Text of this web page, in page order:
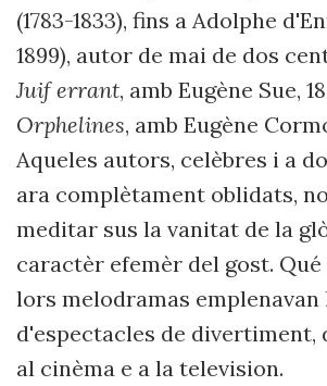
(1783-1833), fins a Adolphe
1899), autor de mai de dos
Juif errant, amb Eugène Sue,
Orphelines, amb Eugène
Aqueles autors, celèbres i a
ara complètament oblidats,
meditar sus la vanitat de la
caractèr efemèr del gost. Qué
lors melodramas
d'espectacles de divertiment,
al cinèma e a la television.